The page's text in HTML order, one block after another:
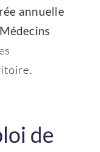
annuelle
de